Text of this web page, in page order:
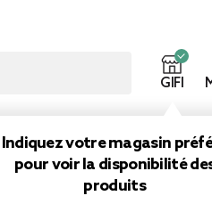
GIFI
Indiquez votre magasin
pour voir la disponibilité
produits